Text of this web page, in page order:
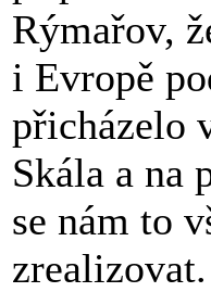
Rýmařov,
i Evropě
přicházelo
Skála a na
se nám to